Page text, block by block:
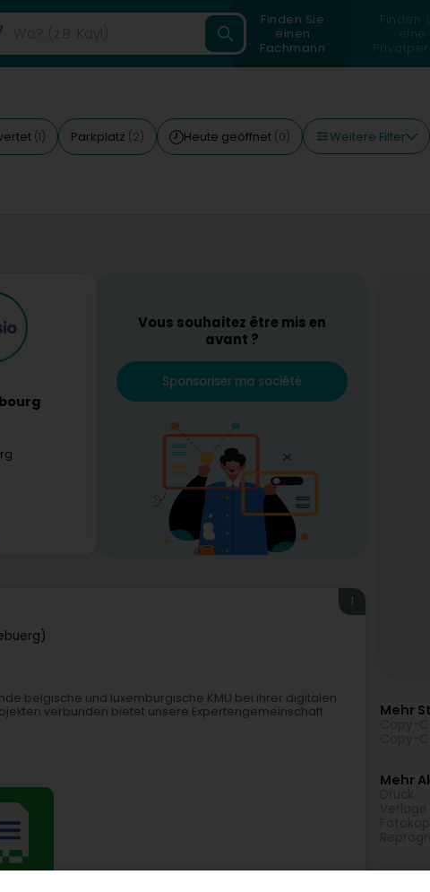
Finden Sie
einen
Fachmann
Finden
eine
(1) Parkplatz (2) Heute geöffnet (0) Weitere Filter
Vous souhaitez être mis en
avant ?
Sponsoriser ma société
1
belgische und luxemburgische KMU bei ihrer digitalen
verbunden bietet unsere Expertengemeinschaft
Mehr
Mehr